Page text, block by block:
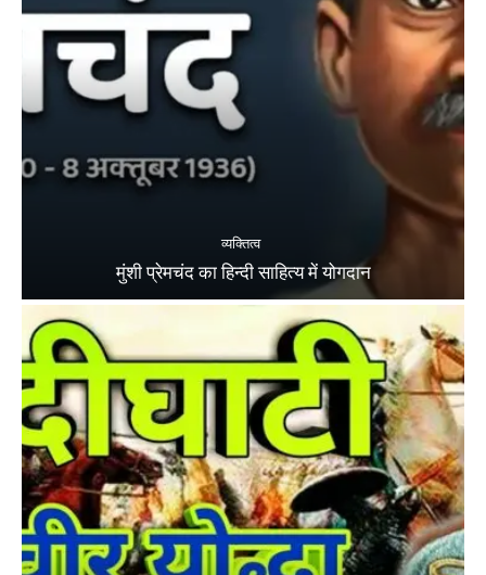
व्यक्तित्व
मुंशी प्रेमचंद का हिन्दी साहित्य में योगदान